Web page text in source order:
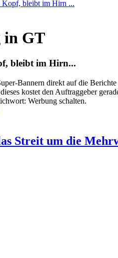
in GT
bleibt im Hirn...
Bannern direkt auf die
kostet den Auftraggeber
Werbung schalten.
Streit um die